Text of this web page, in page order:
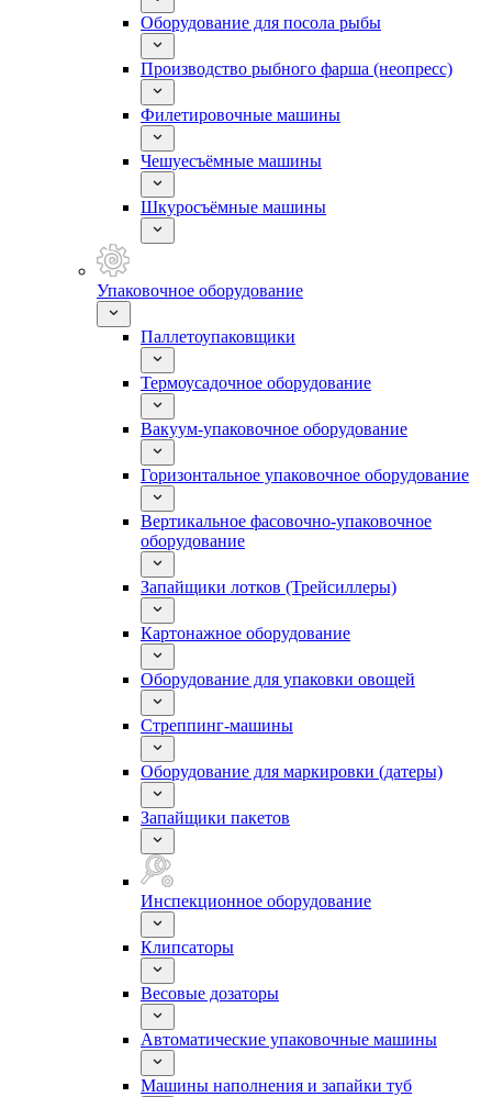
Оборудование для посола рыбы
Производство рыбного фарша (неопресс)
Филетировочные машины
Чешуесъёмные машины
Шкуросъёмные машины
Упаковочное оборудование
Паллетоупаковщики
Термоусадочное оборудование
Вакуум-упаковочное оборудование
Горизонтальное упаковочное оборудование
Вертикальное фасовочно-упаковочное
оборудование
Запайщики лотков (Трейсиллеры)
Картонажное оборудование
Оборудование для упаковки овощей
Стреппинг-машины
Оборудование для маркировки (датеры)
Запайщики пакетов
Инспекционное оборудование
Клипсаторы
Весовые дозаторы
Автоматические упаковочные машины
Машины наполнения и запайки туб